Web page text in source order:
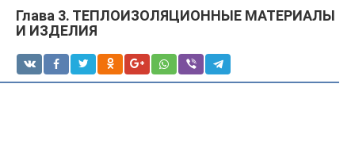
Глава 3. ТЕПЛОИЗОЛЯЦИОННЫЕ МАТЕРИАЛЫ
И ИЗДЕЛИЯ